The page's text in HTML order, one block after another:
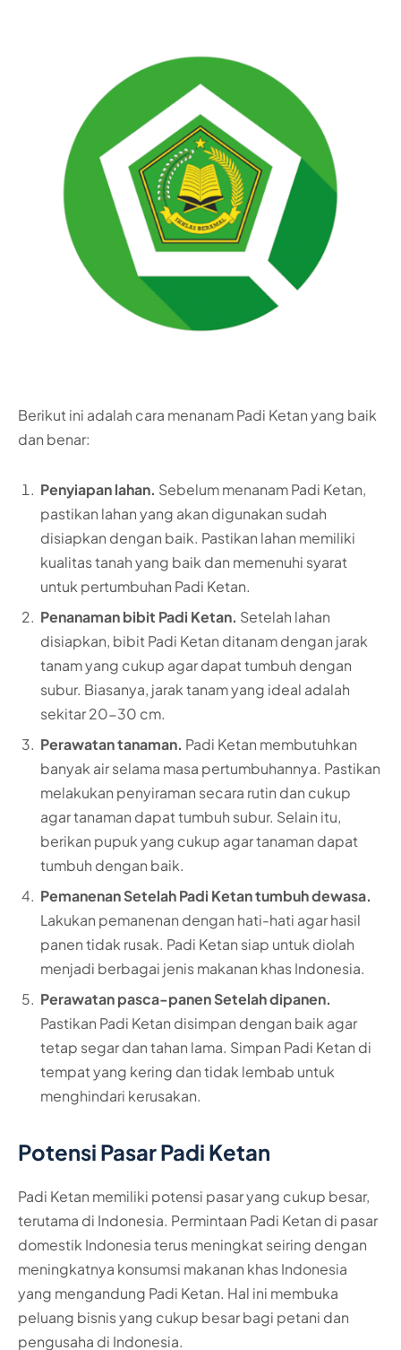
Berikut ini adalah cara menanam Padi Ketan yang baik
dan benar:
Penyiapan lahan. Sebelum menanam Padi Ketan,
pastikan lahan yang akan digunakan sudah
disiapkan dengan baik. Pastikan lahan memiliki
kualitas tanah yang baik dan memenuhi syarat
untuk pertumbuhan Padi Ketan.
Penanaman bibit Padi Ketan. Setelah lahan
disiapkan, bibit Padi Ketan ditanam dengan jarak
tanam yang cukup agar dapat tumbuh dengan
subur. Biasanya, jarak tanam yang ideal adalah
sekitar 20-30 cm.
Perawatan tanaman. Padi Ketan membutuhkan
banyak air selama masa pertumbuhannya. Pastikan
melakukan penyiraman secara rutin dan cukup
agar tanaman dapat tumbuh subur. Selain itu,
berikan pupuk yang cukup agar tanaman dapat
tumbuh dengan baik.
Pemanenan Setelah Padi Ketan tumbuh dewasa.
Lakukan pemanenan dengan hati-hati agar hasil
panen tidak rusak. Padi Ketan siap untuk diolah
menjadi berbagai jenis makanan khas Indonesia.
Perawatan pasca-panen Setelah dipanen.
Pastikan Padi Ketan disimpan dengan baik agar
tetap segar dan tahan lama. Simpan Padi Ketan di
tempat yang kering dan tidak lembab untuk
menghindari kerusakan.
Potensi Pasar Padi Ketan
Padi Ketan memiliki potensi pasar yang cukup besar,
terutama di Indonesia. Permintaan Padi Ketan di pasar
domestik Indonesia terus meningkat seiring dengan
meningkatnya konsumsi makanan khas Indonesia
yang mengandung Padi Ketan. Hal ini membuka
peluang bisnis yang cukup besar bagi petani dan
pengusaha di Indonesia.